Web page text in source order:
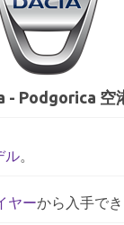
- Podgorica 空
ル。
ヤーから入手でき